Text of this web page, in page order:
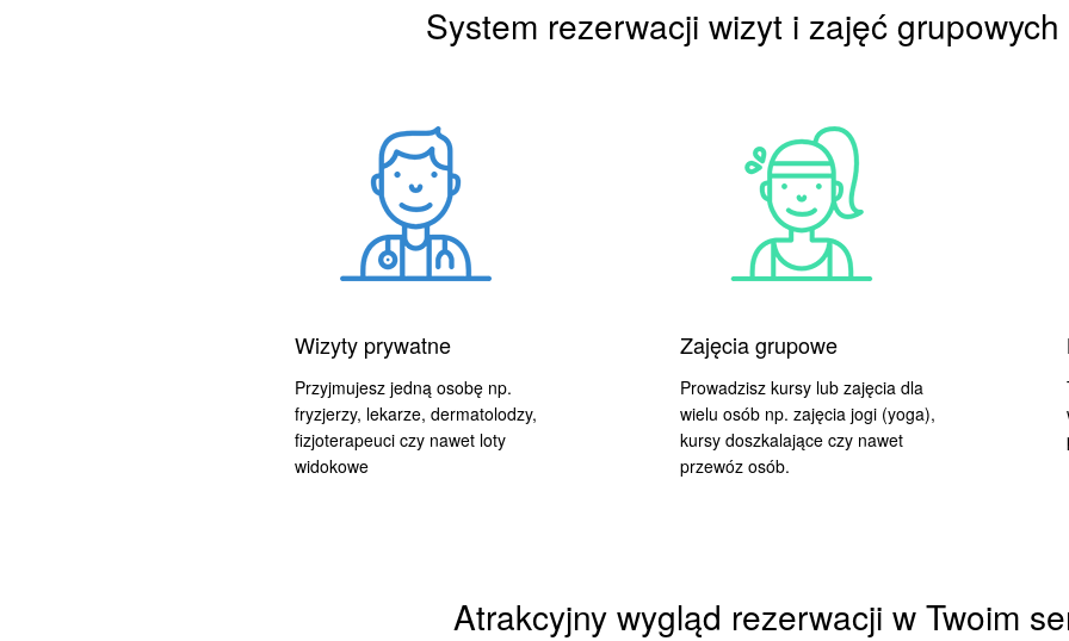
System rezerwacji wizyt i zajęć
Wizyty prywatne
Przyjmujesz jedną osobę np.
fryzjerzy, lekarze, dermatolodzy,
fizjoterapeuci czy nawet loty
widokowe
Zajęcia grupowe
Prowadzisz kursy lub zajęcia dla
wielu osób np. zajęcia jogi (yoga),
kursy doszkalające czy nawet
przewóz osób.
Atrakcyjny wygląd rezerwacji w Twoim